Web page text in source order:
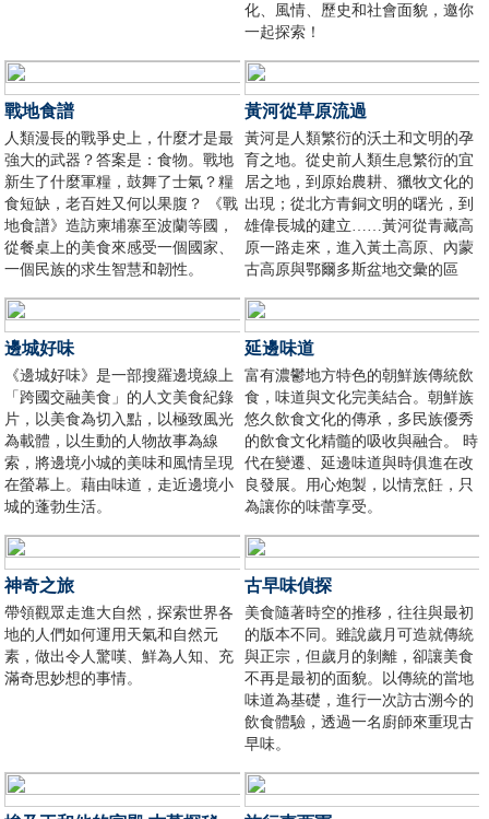
化、風情、歷史和社會面貌，邀你
一起探索！
戰地食譜
人類漫長的戰爭史上，什麼才是最
強大的武器？答案是：食物。戰地
新生了什麼軍糧，鼓舞了士氣？糧
食短缺，老百姓又何以果腹？ 《戰
地食譜》造訪柬埔寨至波蘭等國，
從餐桌上的美食來感受一個國家、
一個民族的求生智慧和韌性。
黃河從草原流過
黃河是人類繁衍的沃土和文明的孕
育之地。從史前人類生息繁衍的宜
居之地，到原始農耕、獵牧文化的
出現；從北方青銅文明的曙光，到
雄偉長城的建立……黃河從青藏高
原一路走來，進入黃土高原、內蒙
古高原與鄂爾多斯盆地交彙的區
也是亦農亦牧的人類家園。
邊城好味
《邊城好味》是一部搜羅邊境線上
「跨國交融美食」的人文美食紀錄
片，以美食為切入點，以極致風光
為載體，以生動的人物故事為線
索，將邊境小城的美味和風情呈現
在螢幕上。藉由味道，走近邊境小
城的蓬勃生活。
延邊味道
富有濃鬱地方特色的朝鮮族傳統飲
食，味道與文化完美結合。朝鮮族
悠久飲食文化的傳承，多民族優秀
的飲食文化精髓的吸收與融合。 時
代在變遷、延邊味道與時俱進在改
良發展。用心炮製，以情烹飪，只
為讓你的味蕾享受。
神奇之旅
帶領觀眾走進大自然，探索世界各
地的人們如何運用天氣和自然元
素，做出令人驚嘆、鮮為人知、充
滿奇思妙想的事情。
古早味偵探
美食隨著時空的推移，往往與最初
的版本不同。雖說歲月可造就傳統
與正宗，但歲月的剝離，卻讓美食
不再是最初的面貌。以傳統的當地
味道為基礎，進行一次訪古溯今的
飲食體驗，透過一名廚師來重現古
早味。